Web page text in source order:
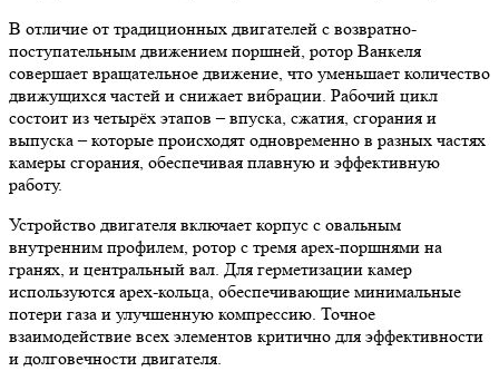
В отличие от традиционных двигателей с возвратно-
поступательным движением поршней, ротор Ванкеля
совершает вращательное движение, что уменьшает количество
движущихся частей и снижает вибрации. Рабочий цикл
состоит из четырёх этапов – впуска, сжатия, сгорания и
выпуска – которые происходят одновременно в разных частях
камеры сгорания, обеспечивая плавную и эффективную
работу.
Устройство двигателя включает корпус с овальным
внутренним профилем, ротор с тремя apex-поршнями на
гранях, и центральный вал. Для герметизации камер
используются apex-кольца, обеспечивающие минимальные
потери газа и улучшенную компрессию. Точное
взаимодействие всех элементов критично для эффективности
и долговечности двигателя.